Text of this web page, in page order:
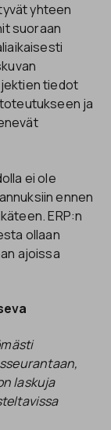
yhteen
suoraan
tiedot
ja
ei ole
ennen
ERP:n
ollaan
ajoissa
laskuja